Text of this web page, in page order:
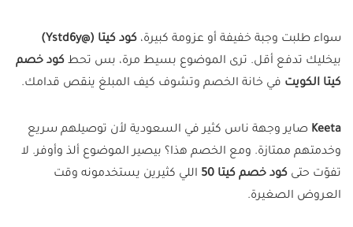
سواء طلبت وجبة خفيفة أو عزومة كبيرة، كود كيتا (@Ystd6y)
بيخليك تدفع أقل. ترى الموضوع بسيط مرة، بس تحط كود خصم
كيتا الكويت في خانة الخصم وتشوف كيف المبلغ ينقص قدامك.
Keeta صاير وجهة ناس كثير في السعودية لأن توصيلهم سريع
وخدمتهم ممتازة. ومع الخصم هذا؟ بيصير الموضوع ألذ وأوفر. لا
تفوّت حتى كود خصم كيتا 50
اللي كثيرين يستخدمونه وقت
العروض الصغيرة.